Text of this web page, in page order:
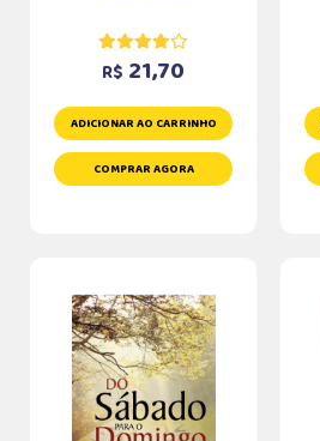
R$ 21,70
ADICIONAR AO CARRINHO
COMPRAR AGORA